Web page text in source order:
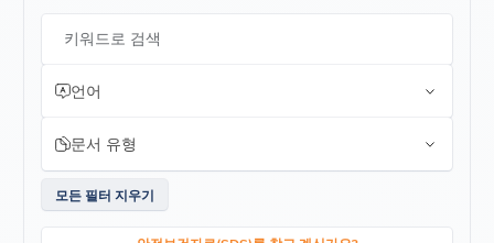
키워드로 검색
언어
문서 유형
모든 필터 지우기